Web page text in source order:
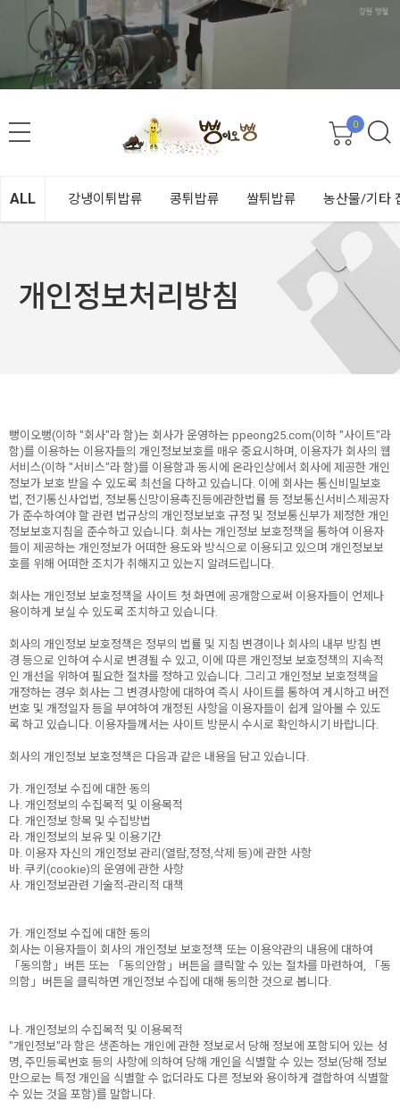
0
ALL 강냉이튀밥류 콩튀밥류 쌀튀밥류 농산물/기타
개인정보처리방침
뻥이오뻥(이하 "회사"라 함)는 회사가 운영하는 ppeong25.com(이하 "사이트"라
함)를 이용하는 이용자들의 개인정보보호를 매우 중요시하며, 이용자가 회사의 웹
서비스(이하 "서비스"라 함)를 이용함과 동시에 온라인상에서 회사에 제공한 개인
정보가 보호 받을 수 있도록 최선을 다하고 있습니다. 이에 회사는 통신비밀보호
법, 전기통신사업법, 정보통신망이용촉진등에관한법률 등 정보통신서비스제공자
가 준수하여야 할 관련 법규상의 개인정보보호 규정 및 정보통신부가 제정한 개인
정보보호지침을 준수하고 있습니다. 회사는 개인정보 보호정책을 통하여 이용자
들이 제공하는 개인정보가 어떠한 용도와 방식으로 이용되고 있으며 개인정보보
호를 위해 어떠한 조치가 취해지고 있는지 알려드립니다.
회사는 개인정보 보호정책을 사이트 첫 화면에 공개함으로써 이용자들이 언제나
용이하게 보실 수 있도록 조치하고 있습니다.
회사의 개인정보 보호정책은 정부의 법률 및 지침 변경이나 회사의 내부 방침 변
경 등으로 인하여 수시로 변경될 수 있고, 이에 따른 개인정보 보호정책의 지속적
인 개선을 위하여 필요한 절차를 정하고 있습니다. 그리고 개인정보 보호정책을
개정하는 경우 회사는 그 변경사항에 대하여 즉시 사이트를 통하여 게시하고 버전
번호 및 개정일자 등을 부여하여 개정된 사항을 이용자들이 쉽게 알아볼 수 있도
록 하고 있습니다. 이용자들께서는 사이트 방문시 수시로 확인하시기 바랍니다.
회사의 개인정보 보호정책은 다음과 같은 내용을 담고 있습니다.
가. 개인정보 수집에 대한 동의
나. 개인정보의 수집목적 및 이용목적
다. 개인정보 항목 및 수집방법
라. 개인정보의 보유 및 이용기간
마. 이용자 자신의 개인정보 관리(열람,정정,삭제 등)에 관한 사항
바. 쿠키(cookie)의 운영에 관한 사항
사. 개인정보관련 기술적-관리적 대책
가. 개인정보 수집에 대한 동의
회사는 이용자들이 회사의 개인정보 보호정책 또는 이용약관의 내용에 대하여
「동의함」버튼 또는 「동의안함」버튼을 클릭할 수 있는 절차를 마련하여, 「동
의함」버튼을 클릭하면 개인정보 수집에 대해 동의한 것으로 봅니다.
나. 개인정보의 수집목적 및 이용목적
"개인정보"라 함은 생존하는 개인에 관한 정보로서 당해 정보에 포함되어 있는 성
명, 주민등록번호 등의 사항에 의하여 당해 개인을 식별할 수 있는 정보(당해 정보
만으로는 특정 개인을 식별할 수 없더라도 다른 정보와 용이하게 결합하여 식별할
수 있는 것을 포함)를 말합니다.